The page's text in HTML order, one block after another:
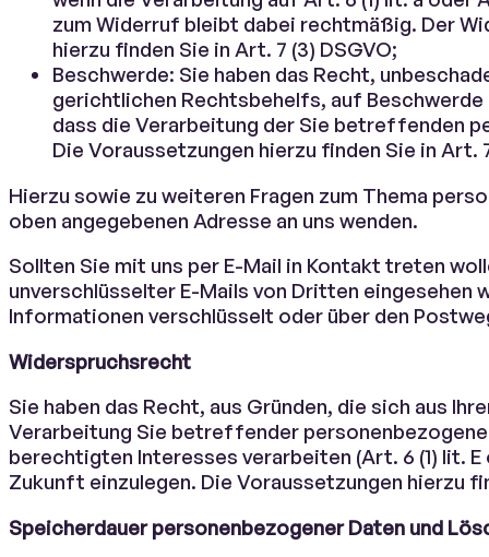
zum Widerruf bleibt dabei rechtmäßig. Der
hierzu finden Sie in Art. 7 (3) DSGVO;
Beschwerde: Sie haben das Recht,
gerichtlichen Rechtsbehelfs, auf
dass die Verarbeitung der Sie betreffenden
Die Voraussetzungen hierzu finden Sie in Art.
Hierzu sowie zu weiteren Fragen zum Thema
oben angegebenen Adresse an uns wenden.
Sollten Sie mit uns per E-Mail in Kontakt treten
unverschlüsselter E-Mails von Dritten eingesehen
Informationen verschlüsselt oder über den
Widerspruchsrecht
Sie haben das Recht, aus Gründen, die sich aus
Verarbeitung Sie betreffender
berechtigten Interesses verarbeiten (Art. 6 (1) lit.
Zukunft einzulegen. Die Voraussetzungen hierzu
Speicherdauer personenbezogener Daten und